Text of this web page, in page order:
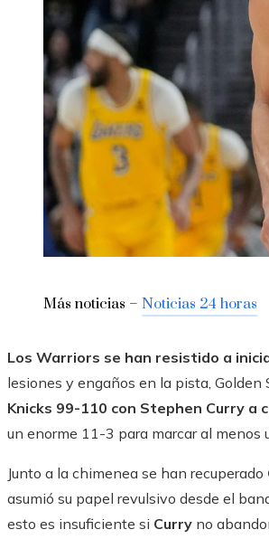
Más noticias – Noticias 24 horas
Los Warriors se han resistido a
lesiones y engaños en la pista,
Knicks 99-110 con Stephen Curry a
un enorme 11-3 para marcar al menos
Junto a la chimenea se han recuperado
asumió su papel revulsivo desde el
esto es insuficiente si Curry no